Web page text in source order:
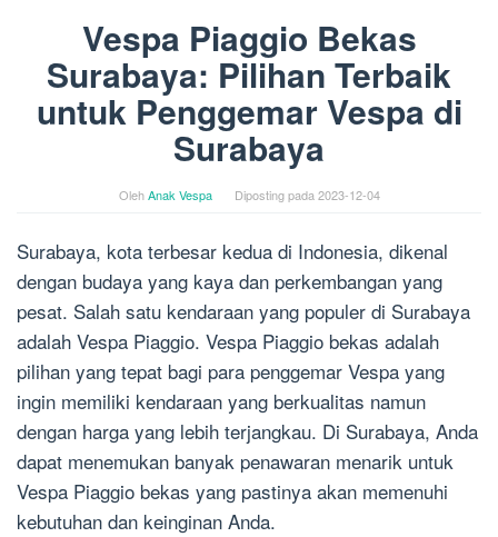
Vespa Piaggio Bekas
Surabaya: Pilihan Terbaik
untuk Penggemar Vespa di
Surabaya
OlehAnak Vespa Diposting pada 2023-12-04
Surabaya, kota terbesar kedua di Indonesia, dikenal
dengan budaya yang kaya dan perkembangan yang
pesat. Salah satu kendaraan yang populer di Surabaya
adalah Vespa Piaggio. Vespa Piaggio bekas adalah
pilihan yang tepat bagi para penggemar Vespa yang
ingin memiliki kendaraan yang berkualitas namun
dengan harga yang lebih terjangkau. Di Surabaya, Anda
dapat menemukan banyak penawaran menarik untuk
Vespa Piaggio bekas yang pastinya akan memenuhi
kebutuhan dan keinginan Anda.